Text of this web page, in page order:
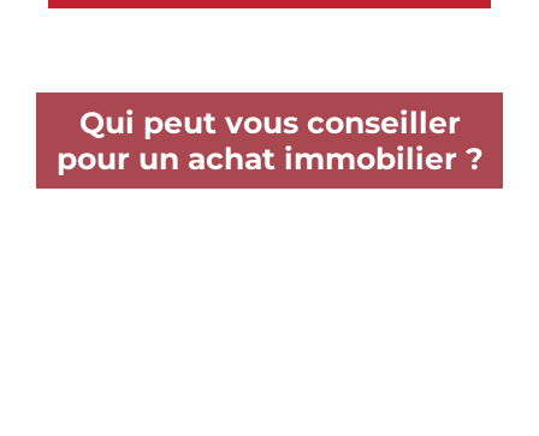
Qui peut vous conseiller
pour un achat immobilier ?